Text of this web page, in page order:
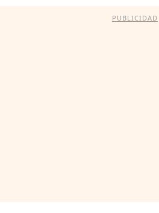
PUBLICIDAD